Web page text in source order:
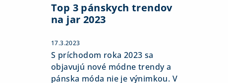
Top 3 pánskych trendov
na jar 2023
17.3.2023
S príchodom roka 2023 sa
objavujú nové módne trendy a
pánska móda nie je výnimkou. V